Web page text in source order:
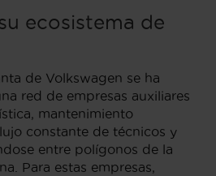
ecosistema de
de Volkswagen se ha
red de empresas auxiliares
mantenimiento
constante de técnicos y
entre polígonos de la
Para estas empresas,